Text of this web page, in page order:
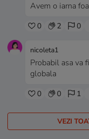
Avem o iarna
0 2 0
nicoleta1
Probabil asa va
globala
0 0 1
VEZI